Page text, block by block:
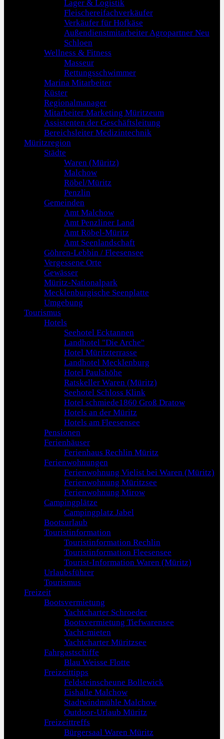
Lager & Logistik
Fleischereifachverkäufer
Verkäufer für Hofkäse
Außendienstmitarbeiter Agropartner Neu
Schloen
Wellness & Fitness
Masseur
Rettungsschwimmer
Marina Mitarbeiter
Küster
Regionalmanager
Mitarbeiter Marketing Müritzeum
Assistenten der Geschäftsleitung
Bereichsleiter Medizintechnik
Müritzregion
Städte
Waren (Müritz)
Malchow
Röbel/Müritz
Penzlin
Gemeinden
Amt Malchow
Amt Penzliner Land
Amt Röbel-Müritz
Amt Seenlandschaft
Göhren-Lebbin / Fleesensee
Vergessene Orte
Gewässer
Müritz-Nationalpark
Mecklenburgische Seenplatte
Umgebung
Tourismus
Hotels
Seehotel Ecktannen
Landhotel "Die Arche"
Hotel Müritzterrasse
Landhotel Mecklenburg
Hotel Paulshöhe
Ratskeller Waren (Müritz)
Seehotel Schloss Klink
Hotel schmiede1860 Groß Dratow
Hotels an der Müritz
Hotels am Fleesensee
Pensionen
Ferienhäuser
Ferienhaus Rechlin Müritz
Ferienwohnungen
Ferienwohnung Vielist bei Waren (Müritz)
Ferienwohnung Müritzsee
Ferienwohnung Mirow
Campingplätze
Campingplatz Jabel
Bootsurlaub
Touristinformation
Touristinformation Rechlin
Touristinformation Fleesensee
Tourist-Information Waren (Müritz)
Urlaubsführer
Tourismus
Freizeit
Bootsvermietung
Yachtcharter Schroeder
Bootsvermietung Tiefwarensee
Yacht-mieten
Yachtcharter Müritzsee
Fahrgastschiffe
Blau Weisse Flotte
Freizeittipps
Feldsteinscheune Bollewick
Eishalle Malchow
Stadtwindmühle Malchow
Outdoor-Urlaub Müritz
Freizeittreffs
Bürgersaal Waren Müritz